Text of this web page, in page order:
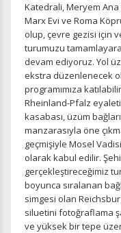
ÇEREZ KULLANIM
Çerez
Daha fazla bilgi için
gizlilik koşullarını
Katedrali, Meryem
Marx Evi ve Roma
olup, çevre gezisi için
turumuzu
devam ediyoruz. Yol
ekstra düzenlenecek
programımıza
Rheinland-Pfalz
kasabası, üzüm
manzarasıyla öne
geçmişiyle Mosel
olarak kabul edilir.
gerçekleştireceğimiz
boyunca sıralanan
simgesi olan
siluetini fotoğraflama
ve yüksek bir tepe